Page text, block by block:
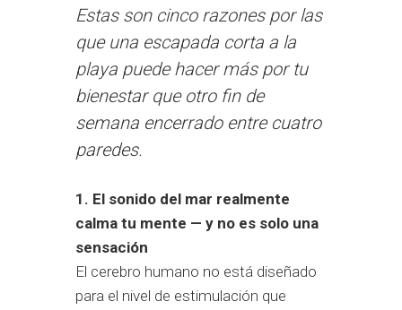
Estas son cinco razones por las
que una escapada corta a la
playa puede hacer más por tu
bienestar que otro fin de
semana encerrado entre cuatro
paredes.
1. El sonido del mar realmente
calma tu mente — y no es solo una
sensación
El cerebro humano no está diseñado
para el nivel de estimulación que